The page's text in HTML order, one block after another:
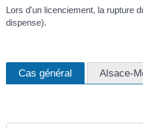
Lors d'un licenciement, la rupture
dispense).
Cas général Alsace-